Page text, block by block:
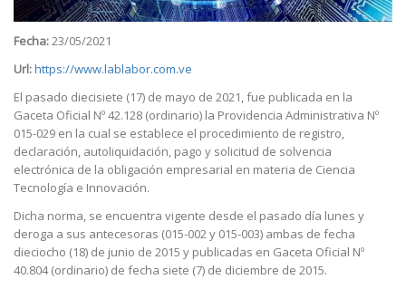
Fecha:23/05/2021
Url:https://www.lablabor.com.ve
El pasado diecisiete (17) de mayo de 2021, fue publicada en la
Gaceta Oficial Nº 42.128 (ordinario) la Providencia Administrativa Nº
015-029 en la cual se establece el procedimiento de registro,
declaración, autoliquidación, pago y solicitud de solvencia
electrónica de la obligación empresarial en materia de Ciencia
Tecnología e Innovación.
Dicha norma, se encuentra vigente desde el pasado día lunes y
deroga a sus antecesoras (015-002 y 015-003) ambas de fecha
dieciocho (18) de junio de 2015 y publicadas en Gaceta Oficial Nº
40.804 (ordinario) de fecha siete (7) de diciembre de 2015.